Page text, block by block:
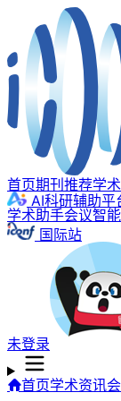
首页期刊推荐学
AI科研辅助平
学术助手会议智
国际站
未登录
首页学术资讯